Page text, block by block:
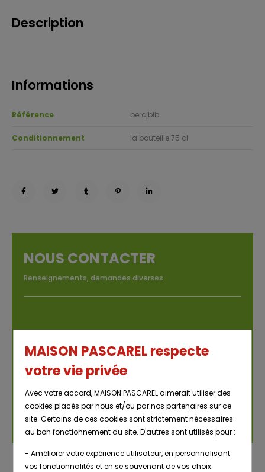
Description
Informations
Référence bercjblb
Conditionnement la bouteille 75 cl
NOUS CONTACTER
Renseignements, demandes diverses
MAISON PASCAREL respecte
votre vie privée
Avec votre accord, MAISON PASCAREL aimerait utiliser des
cookies placés par nous et/ou par nos partenaires sur ce
site. Certains de ces cookies sont strictement nécessaires
au bon fonctionnement du site. D'autres sont utilisés pour :
- Améliorer votre expérience utilisateur, en personnalisant
vos fonctionnalités et en se souvenant de vos choix.